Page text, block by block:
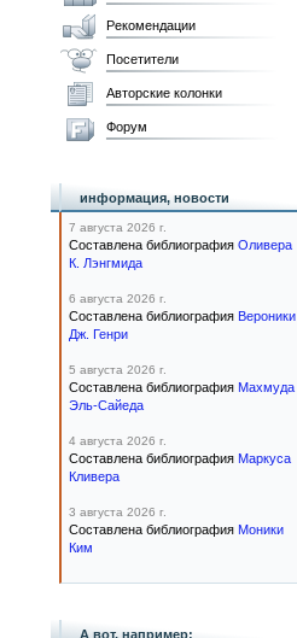
Рекомендации
Посетители
Авторские колонки
Форум
информация, новости
7 августа 2026 г.
Составлена библиография Оливера
К. Лэнгмида
6 августа 2026 г.
Составлена библиография Вероники
Дж. Генри
5 августа 2026 г.
Составлена библиография Махмуда
Эль-Сайеда
4 августа 2026 г.
Составлена библиография Маркуса
Кливера
3 августа 2026 г.
Составлена библиография Моники
Ким
А вот, например: